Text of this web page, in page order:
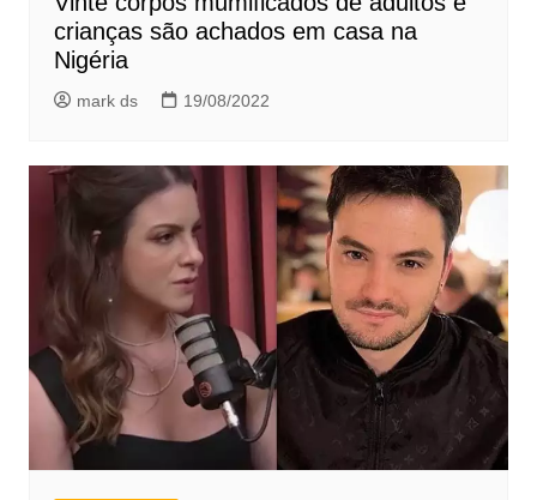
crianças são achados em casa na
Nigéria
mark ds 19/08/2022